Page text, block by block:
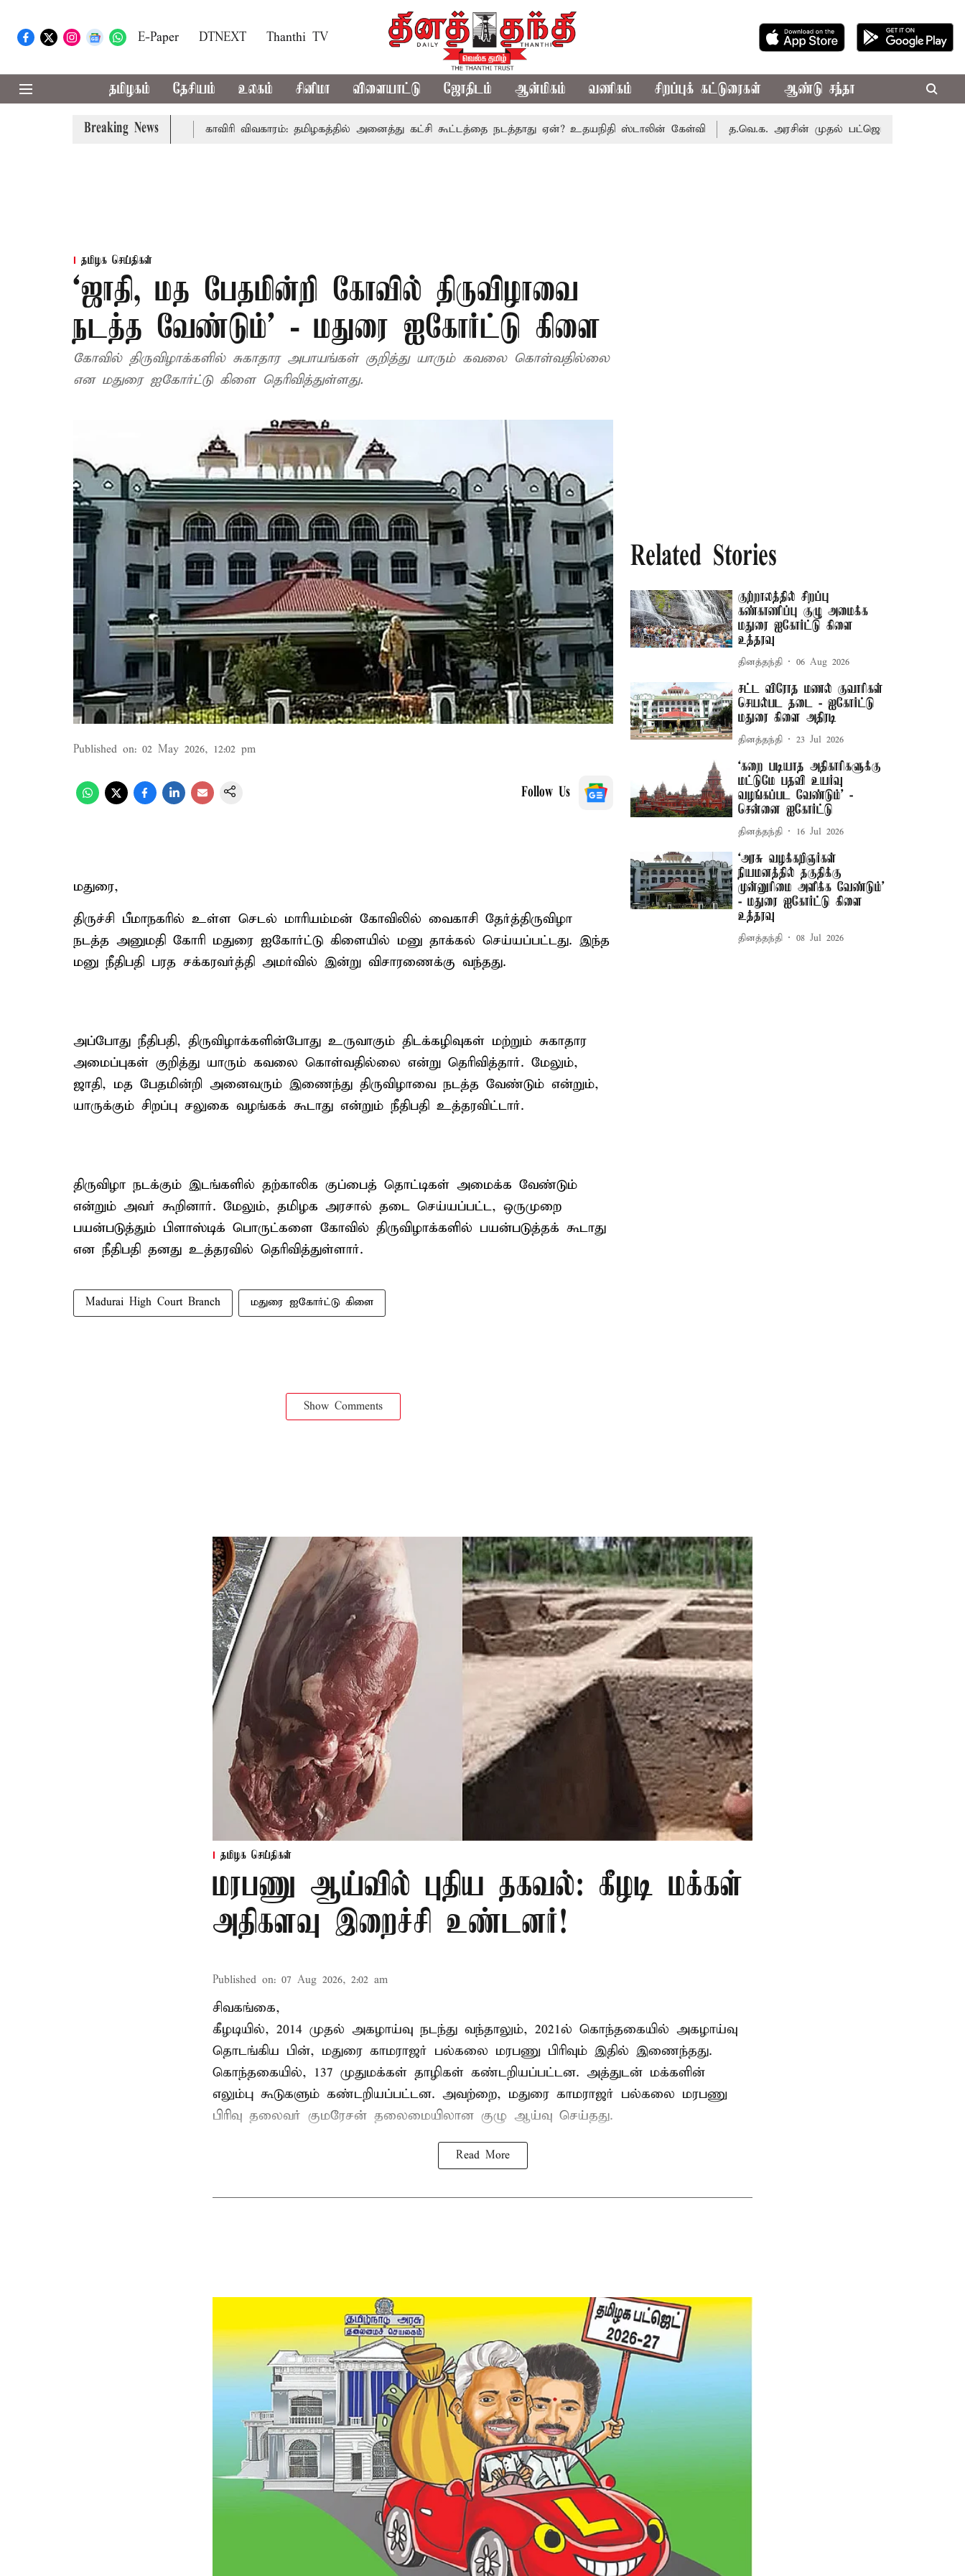
E-Paper DTNEXT Thanthi TV
தமிழகம் தேசியம் உலகம் சினிமா விளையாட்டு ஜோதிடம் ஆன்மிகம் வணிகம் சிறப்புக் கட்டுரைகள் ஆண்டு சந்தா
Breaking News
அமைச்சர் விஜய் உரை காவிரி விவகாரம்: தமிழகத்தில் அனைத்து கட்சி கூட்டத்தை நடத்தாது ஏன்? உதயநிதி ஸ்டாலின் கேள்வி த.வெ.க. அரசின் முதல் பட்ஜெட்: மாற்றமா?, தடுமாற்றமா?
தமிழக செய்திகள்
‘ஜாதி, மத பேதமின்றி கோவில் திருவிழாவை
நடத்த வேண்டும்’ - மதுரை ஐகோர்ட்டு கிளை
கோவில் திருவிழாக்களில் சுகாதார அபாயங்கள் குறித்து யாரும் கவலை கொள்வதில்லை
என மதுரை ஐகோர்ட்டு கிளை தெரிவித்துள்ளது.
Published on: 02 May 2026, 12:02 pm
Follow Us
மதுரை,
திருச்சி பீமாநகரில் உள்ள செடல் மாரியம்மன் கோவிலில் வைகாசி தேர்த்திருவிழா
நடத்த அனுமதி கோரி மதுரை ஐகோர்ட்டு கிளையில் மனு தாக்கல் செய்யப்பட்டது. இந்த
மனு நீதிபதி பரத சக்கரவர்த்தி அமர்வில் இன்று விசாரணைக்கு வந்தது.
அப்போது நீதிபதி, திருவிழாக்களின்போது உருவாகும் திடக்கழிவுகள் மற்றும் சுகாதார
அமைப்புகள் குறித்து யாரும் கவலை கொள்வதில்லை என்று தெரிவித்தார். மேலும்,
ஜாதி, மத பேதமின்றி அனைவரும் இணைந்து திருவிழாவை நடத்த வேண்டும் என்றும்,
யாருக்கும் சிறப்பு சலுகை வழங்கக் கூடாது என்றும் நீதிபதி உத்தரவிட்டார்.
திருவிழா நடக்கும் இடங்களில் தற்காலிக குப்பைத் தொட்டிகள் அமைக்க வேண்டும்
என்றும் அவர் கூறினார். மேலும், தமிழக அரசால் தடை செய்யப்பட்ட, ஒருமுறை
பயன்படுத்தும் பிளாஸ்டிக் பொருட்களை கோவில் திருவிழாக்களில் பயன்படுத்தக் கூடாது
என நீதிபதி தனது உத்தரவில் தெரிவித்துள்ளார்.
Madurai High Court Branch மதுரை ஐகோர்ட்டு கிளை
Show Comments
Related Stories
குற்றாலத்தில் சிறப்பு
கண்காணிப்பு குழு அமைக்க
மதுரை ஐகோர்ட்டு கிளை
உத்தரவு
தினத்தந்தி 06 Aug 2026
சட்ட விரோத மணல் குவாரிகள்
செயல்பட தடை - ஐகோர்ட்டு
மதுரை கிளை அதிரடி
தினத்தந்தி 23 Jul 2026
‘கறை படியாத அதிகாரிகளுக்கு
மட்டுமே பதவி உயர்வு
வழங்கப்பட வேண்டும்’ -
சென்னை ஐகோர்ட்டு
தினத்தந்தி 16 Jul 2026
‘அரசு வழக்கறிஞர்கள்
நியமனத்தில் தகுதிக்கு
முன்னுரிமை அளிக்க வேண்டும்’
- மதுரை ஐகோர்ட்டு கிளை
உத்தரவு
தினத்தந்தி 08 Jul 2026
தமிழக செய்திகள்
மரபணு ஆய்வில் புதிய தகவல்: கீழடி மக்கள்
அதிகளவு இறைச்சி உண்டனர்!
Published on: 07 Aug 2026, 2:02 am
சிவகங்கை,
கீழடியில், 2014 முதல் அகழாய்வு நடந்து வந்தாலும், 2021ல் கொந்தகையில் அகழாய்வு
தொடங்கிய பின், மதுரை காமராஜர் பல்கலை மரபணு பிரிவும் இதில் இணைந்தது.
கொந்தகையில், 137 முதுமக்கள் தாழிகள் கண்டறியப்பட்டன. அத்துடன் மக்களின்
எலும்பு கூடுகளும் கண்டறியப்பட்டன. அவற்றை, மதுரை காமராஜர் பல்கலை மரபணு
பிரிவு தலைவர் குமரேசன் தலைமையிலான குழு ஆய்வு செய்தது.
Read More